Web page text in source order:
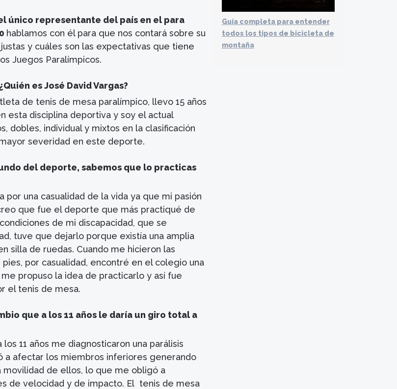
único representante del país en el para
hablamos con él para que nos contará sobre su
y cuáles son las expectativas que tiene
Juegos Paralímpicos.
es José David Vargas?
de tenis de mesa paralímpico, llevo 15 años
esta disciplina deportiva y soy el actual
dobles, individual y mixtos en la clasificación
severidad en este deporte.
del deporte, sabemos que lo practicas
por una casualidad de la vida ya que mi pasión
que fue el deporte que más practiqué de
de mi discapacidad, que se
tuve que dejarlo porque existía una amplia
silla de ruedas. Cuando me hicieron las
por casualidad, encontré en el colegio una
propuso la idea de practicarlo y así fue
el tenis de mesa.
que a los 11 años le daría un giro total a
los 11 años me diagnosticaron una parálisis
a afectar los miembros inferiores generando
movilidad de ellos, lo que me obligó a
de velocidad y de impacto. El tenis de mesa
Guía completa para entender
todos los tipos de bicicleta de
montaña